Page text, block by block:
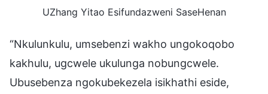
UZhang Yitao Esifundazweni SaseHenan
“Nkulunkulu, umsebenzi wakho ungokoqobo
kakhulu, ugcwele ukulunga nobungcwele.
Ubusebenza ngokubekezela isikhathi eside,